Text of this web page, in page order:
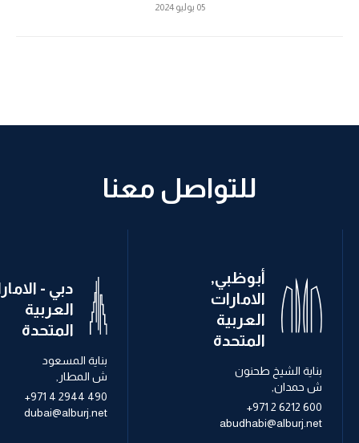
05 يوليو 2024
للتواصل معنا
أبوظبي,
الامارات
العربية
المتحدة
بناية الشيخ طحنون
ش حمدان,
+971 2 6212 600
abudhabi@alburj.net
دبي -
العربية
المتحدة
بناية المسعود
ش المطار,
+971 4 2944 490
dubai@alburj.net